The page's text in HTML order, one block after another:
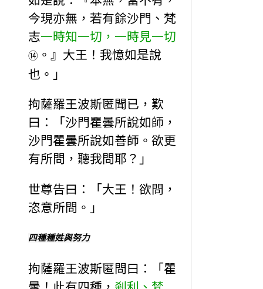
今現亦無，若有餘沙門、梵
志一時知一切，一時見一切
⑭ 。』大王！我憶如是說
也。」
拘薩羅王波斯匿聞已，歎
曰：「沙門瞿曇所說如師，
沙門瞿曇所說如善師。欲更
有所問，聽我問耶？」
世尊告曰：「大王！欲問，
恣意所問。」
四種種姓與努力
拘薩羅王波斯匿問曰：「瞿